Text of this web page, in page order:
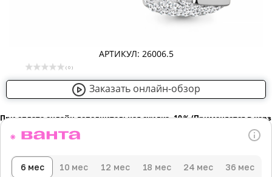
АРТИКУЛ: 26006.5
( 0 )
Заказать онлайн-обзор
При оплате онлайн дополнительная скидка -10％ (Применяется в
6 мес 10 мес 12 мес 18 мес 24 мес 36 мес